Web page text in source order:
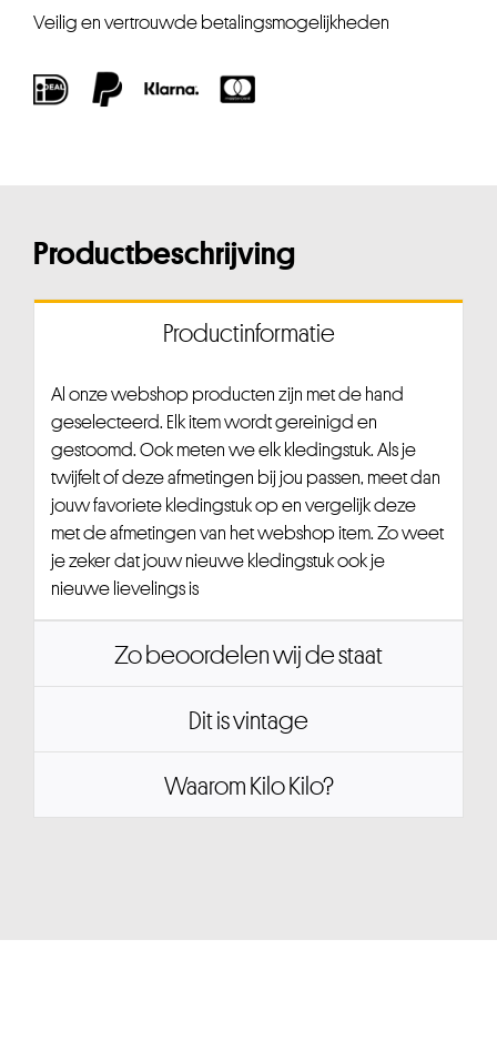
Veilig en vertrouwde betalingsmogelijkheden
Productbeschrijving
Productinformatie
Al onze webshop producten zijn met de hand
geselecteerd. Elk item wordt gereinigd en
gestoomd. Ook meten we elk kledingstuk. Als je
twijfelt of deze afmetingen bij jou passen, meet dan
jouw favoriete kledingstuk op en vergelijk deze
met de afmetingen van het webshop item. Zo weet
je zeker dat jouw nieuwe kledingstuk ook je
nieuwe lievelings is
Zo beoordelen wij de staat
Dit is vintage
Waarom Kilo Kilo?